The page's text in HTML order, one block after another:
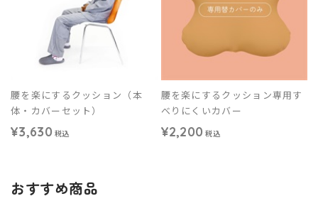
腰を楽にするクッション（本
体・カバーセット）
¥3,630 税込
腰を楽にするクッション専用す
べりにくいカバー
¥2,200 税込
おすすめ商品